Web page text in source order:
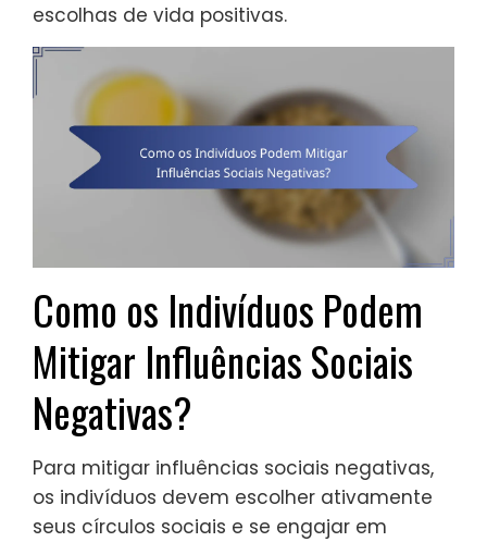
escolhas de vida positivas.
Como os Indivíduos Podem
Mitigar Influências Sociais
Negativas?
Para mitigar influências sociais negativas,
os indivíduos devem escolher ativamente
seus círculos sociais e se engajar em